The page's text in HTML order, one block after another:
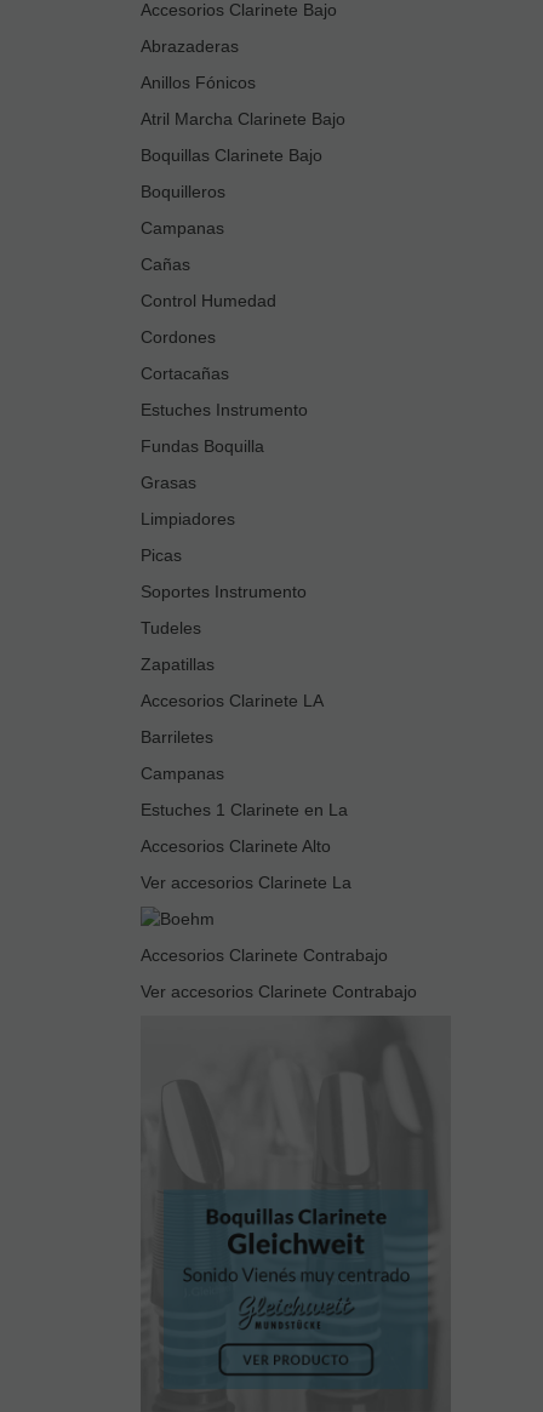
Accesorios Clarinete Bajo
Abrazaderas
Anillos Fónicos
Atril Marcha Clarinete Bajo
Boquillas Clarinete Bajo
Boquilleros
Campanas
Cañas
Control Humedad
Cordones
Cortacañas
Estuches Instrumento
Fundas Boquilla
Grasas
Limpiadores
Picas
Soportes Instrumento
Tudeles
Zapatillas
Accesorios Clarinete LA
Barriletes
Campanas
Estuches 1 Clarinete en La
Accesorios Clarinete Alto
Ver accesorios Clarinete La
Accesorios Clarinete Contrabajo
Ver accesorios Clarinete Contrabajo